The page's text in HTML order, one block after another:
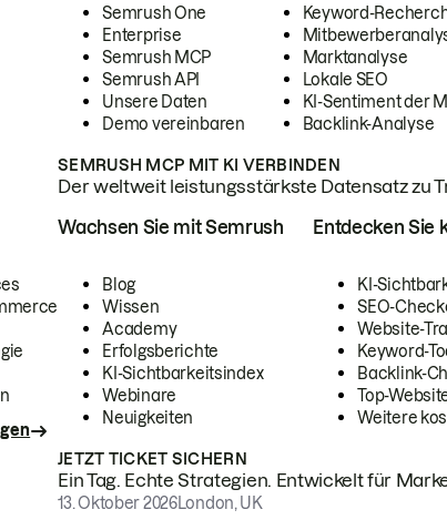
Semrush One
Enterprise
Semrush MCP
Semrush API
Unsere Daten
Demo vereinbaren
Keyword-
Marktanalyse
Lokale SEO
KI-Sentiment der
Backlink-Analyse
SEMRUSH MCP MIT KI VERBINDEN
Der weltweit leistungsstärkste Datensatz zu
Wachsen Sie mit Semrush
Blog
Wissen
Academy
Erfolgsberichte
KI-Sichtbarkeitsindex
Webinare
Neuigkeiten
Entdecken Sie
KI-
SEO-
Website-
Keyword-
Backlink-
Top-
Weitere
JETZT TICKET SICHERN
Ein Tag. Echte Strategien. Entwickelt für
13. Oktober 2026London, UK